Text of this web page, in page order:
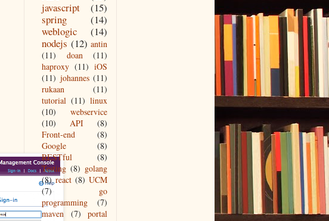
javascript
(15)
spring
(14)
weblogic
(14)
nodejs (12) antin
(11)
doan
(11)
haproxy (11) iOS
(11) johannes (11)
rukaan
(11)
tutorial (11) linux
(10)
webservice
(10)
API
(8)
Front-end
(8)
Google
(8)
RESTful
(8)
Testing (8) golang
(8) react (8) UCM
(7)
go
programming
(7)
maven
(7)
portal